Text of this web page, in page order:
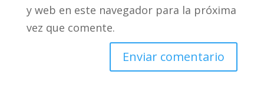
y web en este navegador para la próxima
vez que comente.